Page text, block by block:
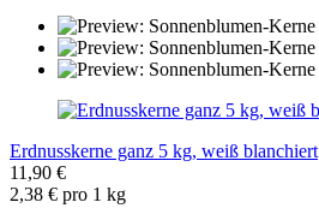
Erdnusskerne ganz 5 kg, weiß blanchiert
11,90 €
2,38 € pro 1 kg